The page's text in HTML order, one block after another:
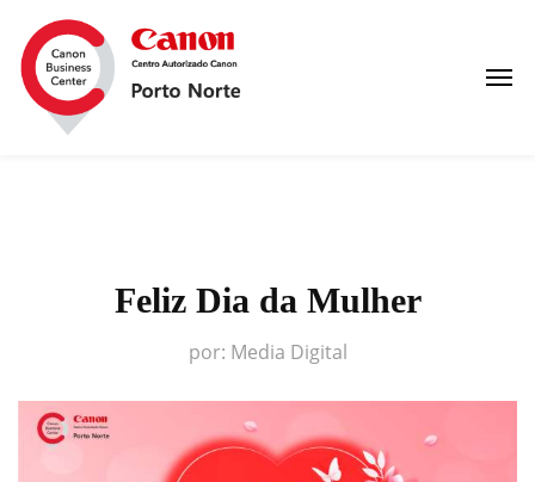
Feliz Dia da Mulher
por: Media Digital